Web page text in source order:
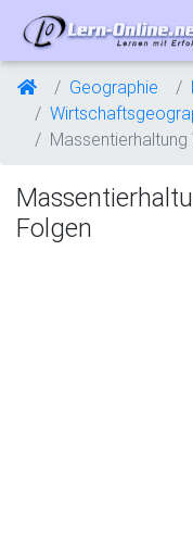
Geographie
Folgen